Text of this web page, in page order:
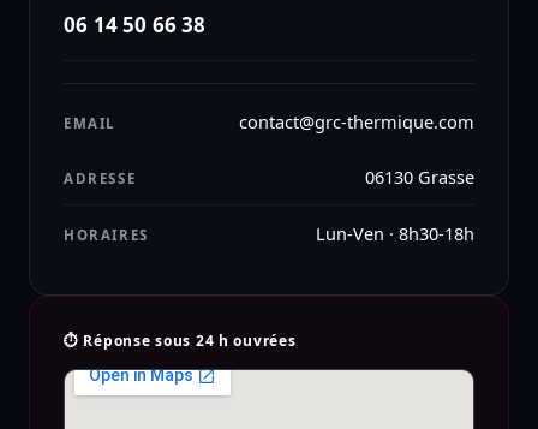
06 14 50 66 38
EMAIL contact@grc-thermique.com
ADRESSE 06130 Grasse
HORAIRES Lun-Ven · 8h30-18h
⏱ Réponse sous 24 h ouvrées